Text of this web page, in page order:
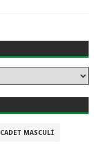
CADET MASCULÍ